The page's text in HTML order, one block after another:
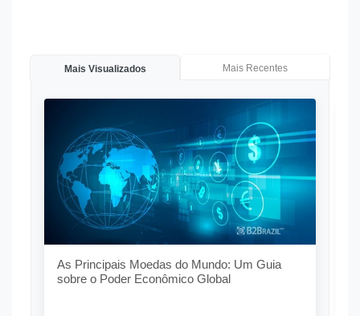
Mais Visualizados Mais Recentes
As Principais Moedas do Mundo: Um Guia
sobre o Poder Econômico Global